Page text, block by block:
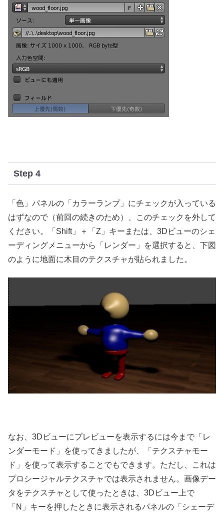
Step 4
「色」パネルの「カラーランプ」にチェックが入っている
はずなので（前回の続きのため）、このチェックを外して
ください。「Shift」＋「Z」キーまたは、3Dビューのシェ
ーディングメニューから「レンダー」を選択すると、下図
のように地面に木目のテクスチャが貼られました。
なお、3Dビューにプレビューを表示するには今まで「レ
ンダーモード」を使ってきましたが、「テクスチャモー
ド」を使って表示することでもできます。ただし、これは
プロシージャルテクスチャでは表示されません。画像デー
タをテクスチャとして使ったときは、3Dビュー上で
「N」キーを押したときに表示されるパネルの「シェーデ